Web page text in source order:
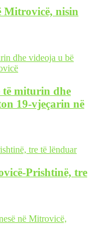
Mitrovicë, nisin
të miturin dhe
19-vjeçarin në
Prishtinë, tre